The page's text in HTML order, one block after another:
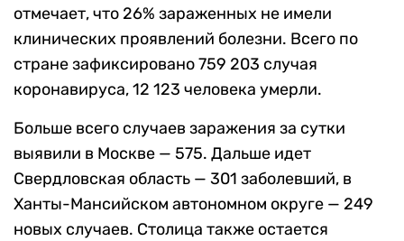
отмечает, что 26% зараженных не имели
клинических проявлений болезни. Всего по
стране зафиксировано 759 203 случая
коронавируса, 12 123 человека умерли.
Больше всего случаев заражения за сутки
выявили в Москве — 575. Дальше идет
Свердловская область — 301 заболевший, в
Ханты-Мансийском автономном округе — 249
новых случаев. Столица также остается